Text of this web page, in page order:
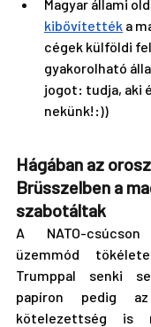
Magyar állami
kibővítették a
cégek külföldi
gyakorolható
jogot: tudja, aki
nekünk!:))
Hágában az
Brüsszelben a
szabotáltak
A NATO-
üzemmód
Trumppal senki
papíron pedig
kötelezettség is